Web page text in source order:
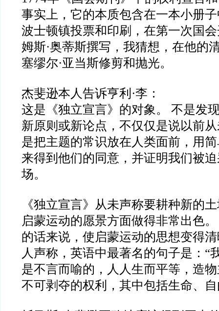
事实上，它的本质包含在一本小册
波士顿镇投票和印刷，在第一次国
姆斯·奥蒂斯撰写，我猜想，在他的
塞缪尔·亚当斯修剪和抛光。
杰斐逊本人告诉亨利·李：
这是《独立宣言》的对象。 不是发
新原则或新论点，不仅仅是说以前
是把主题的常识放在人类面前，用
来得到他们的同意，并证明我们被
场。
《独立宣言》从未声称要耕种新的
启蒙运动的愿景方面做得非常出色
的话来说，使启蒙运动的思想变得
人声称，英语中最著名的句子是：“
是不言而喻的，人人生而平等，造
不可剥夺的权利，其中包括生命、